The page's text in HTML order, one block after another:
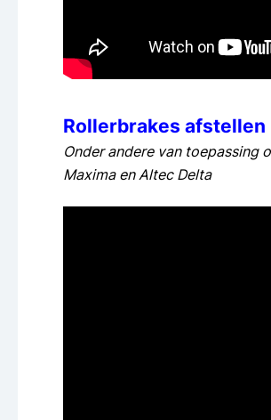
Rollerbrakes afstellen
Onder andere van toepassing
Maxima en Altec Delta